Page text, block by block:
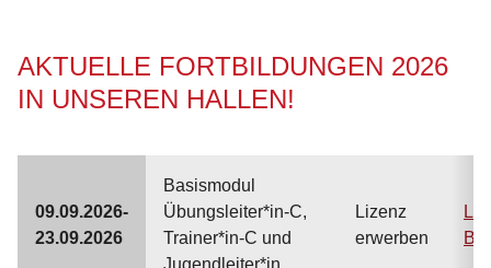
AKTUELLE FORTBILDUNGEN 2026
IN UNSEREN HALLEN!
09.09.2026-
23.09.2026
Basismodul
Übungsleiter*in-C,
Trainer*in-C und
Jugendleiter*in
Lizenz
erwerben